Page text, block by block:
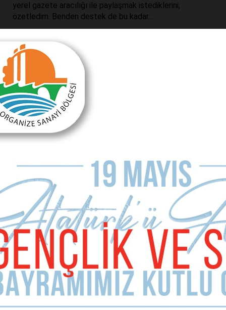
yerel gazete aracılığı ile paylaşmak istediklerini,
özetledim. Benden destek de bu kadar…
Önceki Makale
WTM 2018’in ardından
MAKALE YORUMLARI
Sizde Yorum Ekleyin
İsim Soyad
E-mail Adresiniz (zorunlu değil)
Telefon (zorunlu değil)